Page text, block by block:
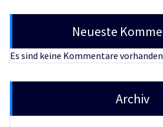
Neueste
Es sind keine Kommentare
Archiv